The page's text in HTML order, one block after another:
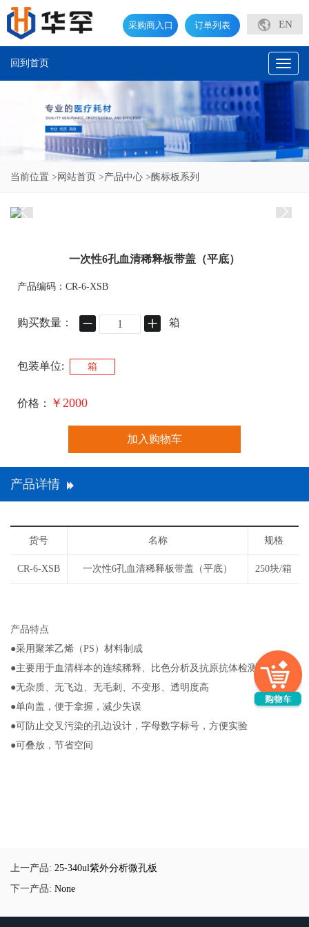
EN
订单列表
采购商入口
Toggle
回到首页
当前位置 >网站首页 >产品中心 >酶标板系列
一次性6孔血清稀释板带盖（平底）
产品编码：CR-6-XSB
购买数量： 箱
包装单位: 箱
价格： ￥2000
加入购物车
产品详情
货号 名称 规格
CR-6-XSB 一次性6孔血清稀释板带盖（平底） 250块/箱
产品特点
●采用聚苯乙烯（PS）材料制成
●主要用于血清样本的连续稀释、比色分析及抗原抗体检测等实验
●无杂质、无飞边、无毛刺、不变形、透明度高
●单向盖，便于拿握，减少失误
●可防止交叉污染的孔边设计，字母数字标号，方便实验
●可叠放，节省空间
上一产品: 25-340ul紫外分析微孔板
下一产品: None